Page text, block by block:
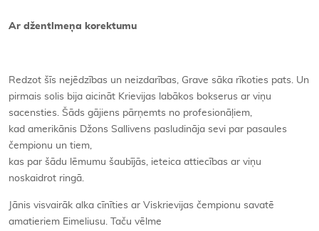
Ar džentlmeņa korektumu
Redzot šīs nejēdzības un neizdarības, Grave sāka rīkoties pats. Un
pirmais solis bija aicināt Krievijas labākos bokserus ar viņu
sacensties. Šāds gājiens pārņemts no profesionāļiem,
kad amerikānis Džons Sallivens pasludināja sevi par pasaules
čempionu un tiem,
kas par šādu lēmumu šaubījās, ieteica attiecības ar viņu
noskaidrot ringā.
Jānis visvairāk alka cīnīties ar Viskrievijas čempionu savatē
amatieriem Eimeliusu. Taču vēlme